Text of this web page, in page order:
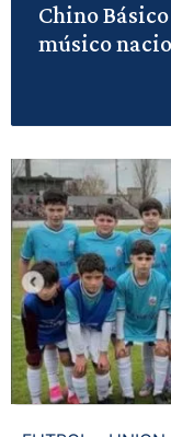
Chino
músico